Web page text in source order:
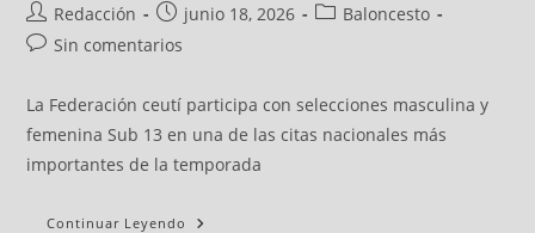
Redacción junio 18, 2026
Baloncesto
Sin comentarios
La Federación ceutí participa con selecciones masculina y
femenina Sub 13 en una de las citas nacionales más
importantes de la temporada
Continuar Leyendo